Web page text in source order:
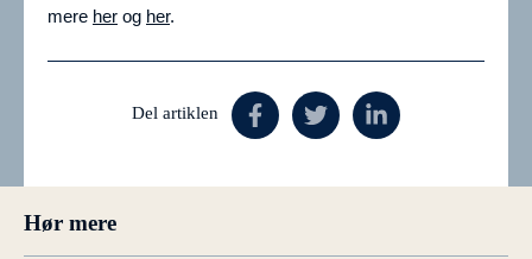
mere her og her.
Del artiklen
Hør mere